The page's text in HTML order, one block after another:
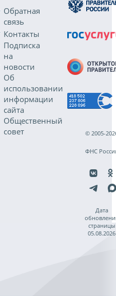
Обратная
связь
Контакты
Подписка
на
новости
Об
использовании
информации
сайта
Общественный
совет
© 2005-
ФНС
Дата
страницы
05.08.2026